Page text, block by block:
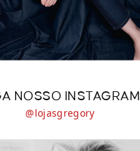
NOSSO INSTAGRAM
@lojasgregory